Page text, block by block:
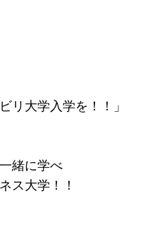
リ大学入学を！！」
緒に学べ
ス大学！！